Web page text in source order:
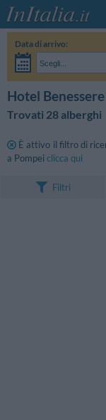
Data di arrivo:
Scegli...
Hotel
Trovati 28 alberghi
È attivo il filtro di
a Pompei clicca qui
Filtri